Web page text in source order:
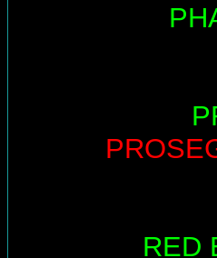
RED